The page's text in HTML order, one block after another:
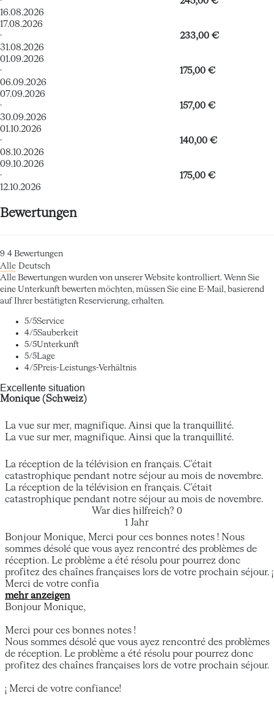
16.08.2026
17.08.2026
·
31.08.2026
233,00 €
01.09.2026
·
06.09.2026
175,00 €
07.09.2026
·
30.09.2026
157,00 €
01.10.2026
·
08.10.2026
140,00 €
09.10.2026
·
12.10.2026
175,00 €
Bewertungen
9 4 Bewertungen
Alle Deutsch
Alle Bewertungen wurden von unserer Website kontrolliert. Wenn Sie
eine Unterkunft bewerten möchten, müssen Sie eine E-Mail, basierend
auf Ihrer bestätigten Reservierung, erhalten.
5/5Service
4/5Sauberkeit
5/5Unterkunft
5/5Lage
4/5Preis-Leistungs-Verhältnis
Excellente situation
Monique (Schweiz)
La vue sur mer, magnifique. Ainsi que la tranquillité.
La vue sur mer, magnifique. Ainsi que la tranquillité.
La réception de la télévision en français. C'était
catastrophique pendant notre séjour au mois de novembre.
La réception de la télévision en français. C'était
catastrophique pendant notre séjour au mois de novembre.
War dies hilfreich? 0
1 Jahr
Bonjour Monique, Merci pour ces bonnes notes ! Nous
sommes désolé que vous ayez rencontré des problèmes de
réception. Le problème a été résolu pour pourrez donc
profitez des chaînes françaises lors de votre prochain séjour. ¡
Merci de votre confia
mehr anzeigen
Bonjour Monique,
Merci pour ces bonnes notes !
Nous sommes désolé que vous ayez rencontré des problèmes
de réception. Le problème a été résolu pour pourrez donc
profitez des chaînes françaises lors de votre prochain séjour.
¡ Merci de votre confiance!